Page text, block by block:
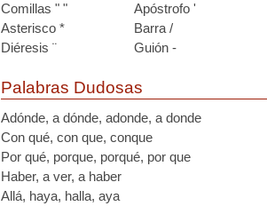
Comillas " "
Apóstrofo '
Asterisco *
Barra /
Diéresis ¨
Guión -
Palabras Dudosas
Adónde, a dónde, adonde, a donde
Con qué, con que, conque
Por qué, porque, porqué, por que
Haber, a ver, a haber
Allá, haya, halla, aya